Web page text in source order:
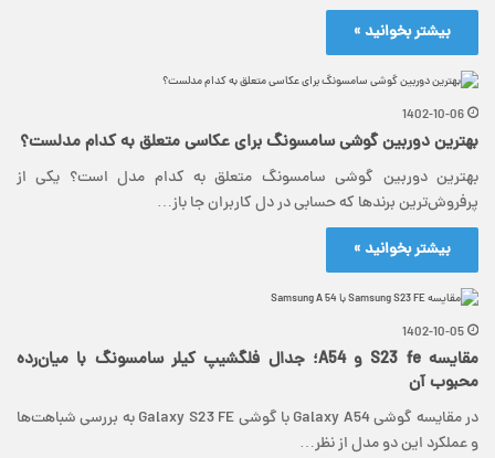
بیشتر بخوانید »
1402-10-06
بهترین دوربین گوشی سامسونگ برای عکاسی متعلق به کدام مدلست؟
بهترین دوربین گوشی سامسونگ متعلق به کدام مدل است؟ یکی از
پرفروش‌ترین برندها که حسابی در دل کاربران جا باز…
بیشتر بخوانید »
1402-10-05
مقایسه S23 fe و A54؛ جدال فلگشیپ کیلر سامسونگ با میان‌رده
محبوب آن
در مقایسه گوشی Galaxy A54 با گوشی Galaxy S23 FE به بررسی شباهت‌ها
و عملکرد این دو مدل از نظر…